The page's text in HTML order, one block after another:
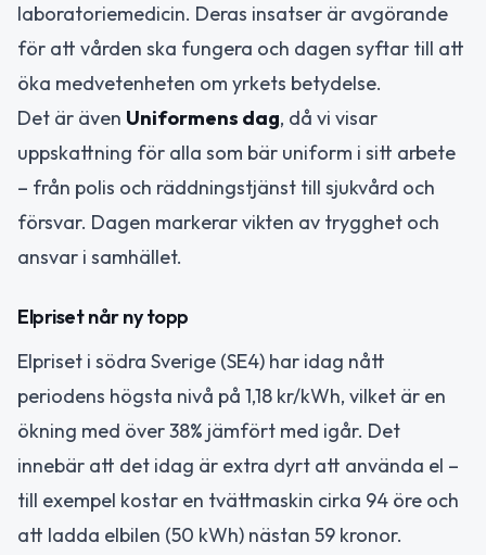
laboratoriemedicin. Deras insatser är avgörande
för att vården ska fungera och dagen syftar till att
öka medvetenheten om yrkets betydelse.
Det är även Uniformens dag, då vi visar
uppskattning för alla som bär uniform i sitt arbete
– från polis och räddningstjänst till sjukvård och
försvar. Dagen markerar vikten av trygghet och
ansvar i samhället.
Elpriset når ny topp
Elpriset i södra Sverige (SE4) har idag nått
periodens högsta nivå på 1,18 kr/kWh, vilket är en
ökning med över 38% jämfört med igår. Det
innebär att det idag är extra dyrt att använda el –
till exempel kostar en tvättmaskin cirka 94 öre och
att ladda elbilen (50 kWh) nästan 59 kronor.